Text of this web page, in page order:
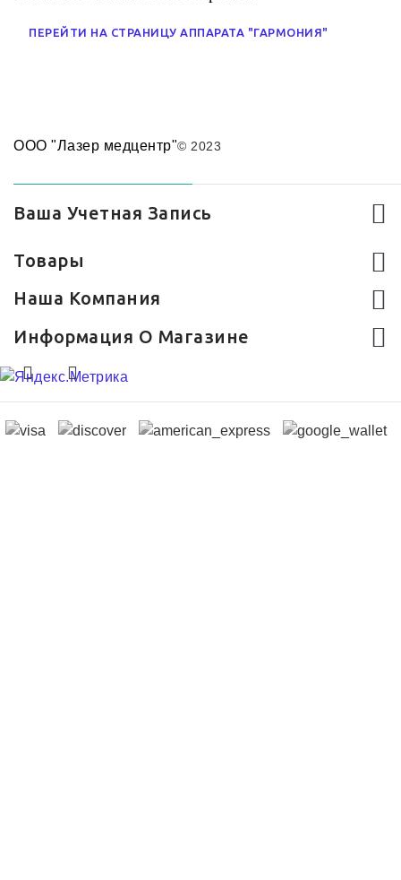
ПЕРЕЙТИ НА СТРАНИЦУ АППАРАТА "ГАРМОНИЯ"
ООО "Лазер медцентр"© 2023
Ваша Учетная Запись
Товары
Наша Компания
Информация О Магазине